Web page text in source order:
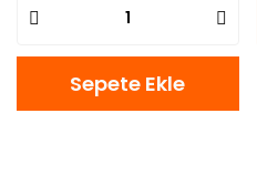
Sepete Ekle